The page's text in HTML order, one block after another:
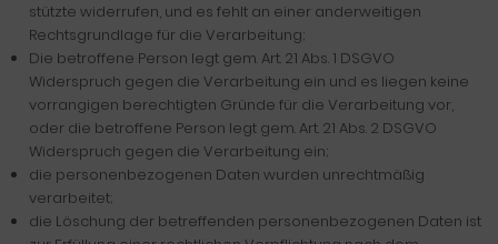
stützte widerrufen, und es fehlt an einer anderweitigen
Rechtsgrundlage für die Verarbeitung;
Die betroffene Person legt gem. Art. 21 Abs. 1 DSGVO
Widerspruch gegen die Verarbeitung ein und es liegen keine
vorrangigen berechtigten Gründe für die Verarbeitung vor,
oder die betroffene Person legt gem. Art. 21 Abs. 2 DSGVO
Widerspruch gegen die Verarbeitung ein;
die personenbezogenen Daten wurden unrechtmäßig
verarbeitet;
die Löschung der betreffenden personenbezogenen Daten ist